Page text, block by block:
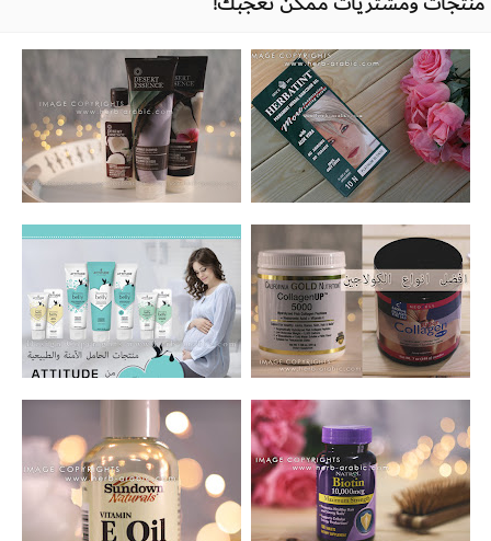
تجربتي لصبغة هيرباتنت باللون الاشقر البلاتيني
افضل صبغة للشيب بدون امونيا وروائح واضرار
تجربة شامبو وبلسم ديزرت ايسنس بجوز الهند
للشعر الجاف
افضل انواع الكولاجين واضراره وكيف استخدمه
لنفخ الخدود ومتى تظهر نتائجه؟
منتجات العناية Blooming Belly بالارغان من
اتيتيود الكندية